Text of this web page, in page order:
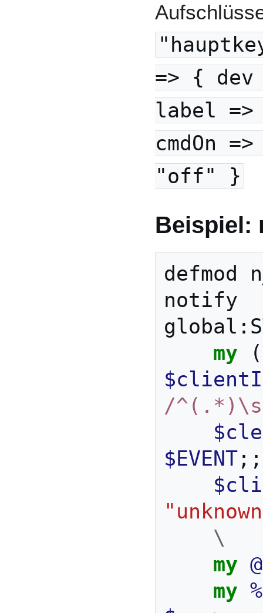
=> { dev
label =>
cmdOn
"off" }
Beispiel:
defmod
notify
my
(
/
$EVENT ;;
\
my
my